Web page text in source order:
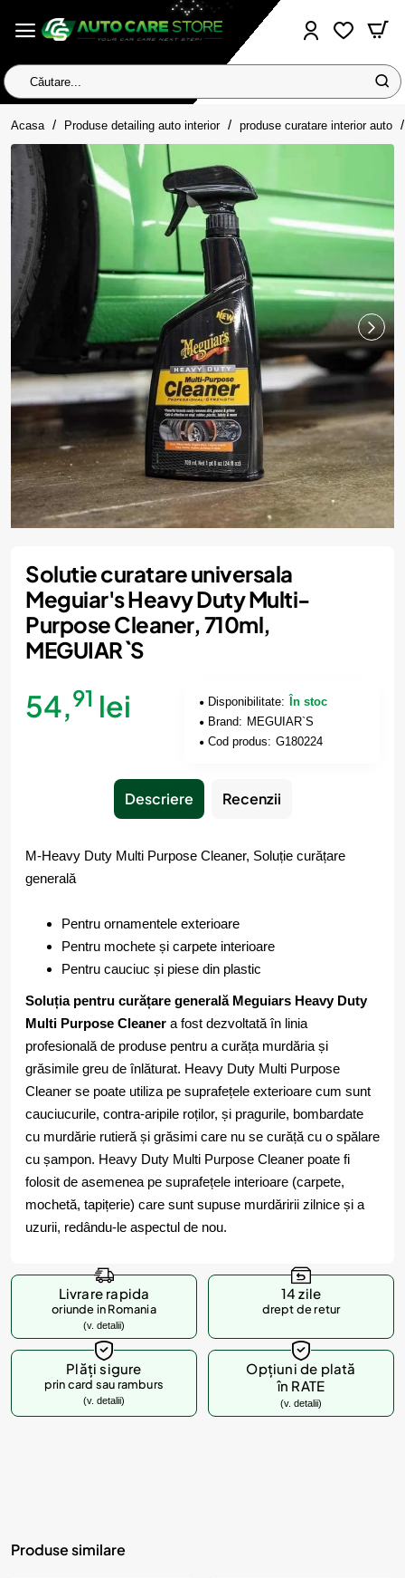
Căutare...
Acasa homeProduse detailing auto interior produse curatare interior auto
Solutie curatare universala
Meguiar's Heavy Duty Multi-
Purpose Cleaner, 710ml,
MEGUIAR`S
54,91 lei Disponibilitate:
În stoc
Brand: MEGUIAR`S
Cod produs: G180224
Descriere Recenzii
M-Heavy Duty Multi Purpose Cleaner, Soluție curățare
generală
Pentru ornamentele exterioare
Pentru mochete și carpete interioare
Pentru cauciuc și piese din plastic
Soluția pentru curățare generală Meguiars Heavy Duty
Multi Purpose Cleaner a fost dezvoltată în linia
profesională de produse pentru a curăța murdăria și
grăsimile greu de înlăturat. Heavy Duty Multi Purpose
Cleaner se poate utiliza pe suprafețele exterioare cum sunt
cauciucurile, contra-aripile roților, și pragurile, bombardate
cu murdărie rutieră și grăsimi care nu se curăță cu o spălare
cu șampon. Heavy Duty Multi Purpose Cleaner poate fi
folosit de asemenea pe suprafețele interioare (carpete,
mochetă, tapițerie) care sunt supuse murdăririi zilnice și a
uzurii, redându-le aspectul de nou.
Livrare rapida
oriunde in Romania
(v. detalii)
14 zile
drept de retur
Plăți sigure
prin card sau ramburs
(v. detalii)
Opțiuni de plată
în RATE
(v. detalii)
Produse similare